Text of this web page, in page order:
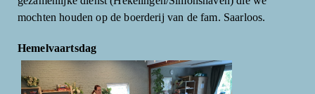
mochten houden op de boerderij van de fam. Saarloos.
Hemelvaartsdag